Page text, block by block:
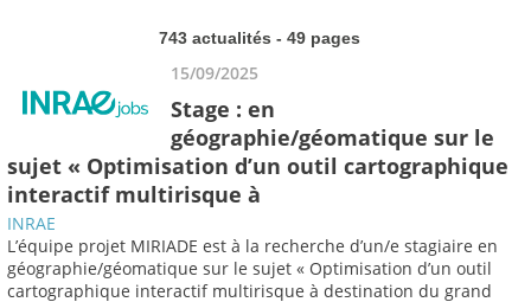
743 actualités - 49 pages
15/09/2025
Stage : en
géographie/géomatique sur le
sujet « Optimisation d’un outil cartographique
interactif multirisque à
INRAE
L’équipe projet MIRIADE est à la recherche d’un/e stagiaire en
géographie/géomatique sur le sujet « Optimisation d’un outil
cartographique interactif multirisque à destination du grand